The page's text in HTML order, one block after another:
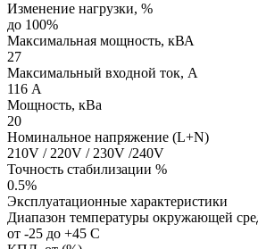
Изменение нагрузки, %
до 100%
Максимальная мощность, кВА
27
Максимальный входной ток, А
116 А
Мощность, кВа
20
Номинальное напряжение (L+N)
210V / 220V / 230V /240V
Точность стабилизации %
0.5%
Эксплуатационные характеристики
Диапазон температуры окружающей
от -25 до +45 С